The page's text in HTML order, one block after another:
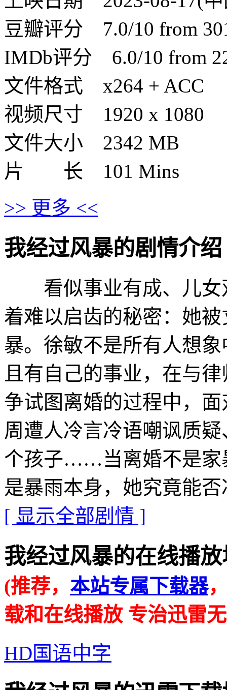
豆瓣评分 7.0/10 from
IMDb评分 6.0/10 from
文件格式 x264 + ACC
视频尺寸 1920 x 1080
文件大小 2342 MB
片 长 101 Mins
>> 更多 <<
我经过风暴的剧情介绍 ·
看似事业有成、儿女
着难以启齿的秘密：她
暴。徐敏不是所有人想
且有自己的事业，在与
争试图离婚的过程中，
周遭人冷言冷语嘲讽质
个孩子……当离婚不是家
是暴雨本身，她究竟能
[ 显示全部剧情 ]
我经过风暴的在线播放
(推荐， 本站专属下载器
载和在线播放 专治迅雷
HD国语中字